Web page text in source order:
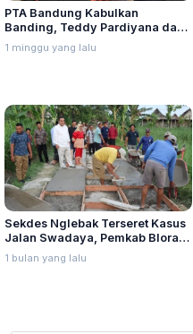
PTA Bandung Kabulkan
Banding, Teddy Pardiyana dan
Bintang Ditetapkan Ahli Waris
Lina Jubaedah
1 minggu yang lalu
Sekdes Nglebak Terseret Kasus
Jalan Swadaya, Pemkab Blora
Sebut Pendampingan Hukum
Bukan Kewenangannya
1 bulan yang lalu